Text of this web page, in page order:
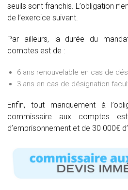
seuils sont franchis. L’obligation
de l’exercice suivant.
Par ailleurs, la durée du
comptes est de :
6 ans renouvelable en cas de
3 ans en cas de désignation
Enfin, tout manquement à
commissaire aux comptes
d’emprisonnement et de 30 000€